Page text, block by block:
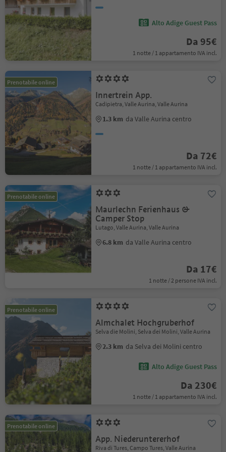
Alto Adige Guest Pass
Da 95€
1 notte / 1 appartamento IVA incl.
Prenotabile online
Innertrein App.
Cadipietra, Valle Aurina, Valle Aurina
1.3 km da Valle Aurina centro
Da 72€
1 notte / 1 appartamento IVA incl.
Prenotabile online
Maurlechn Ferienhaus &
Camper Stop
Lutago, Valle Aurina, Valle Aurina
6.8 km da Valle Aurina centro
Da 17€
1 notte / 2 persone IVA incl.
Prenotabile online
Almchalet Hochgruberhof
Selva die Molini, Selva dei Molini, Valle Aurina
2.3 km da Selva dei Molini centro
Alto Adige Guest Pass
Da 230€
1 notte / 1 appartamento IVA incl.
Prenotabile online
App. Niederuntererhof
Riva di Tures, Campo Tures, Valle Aurina